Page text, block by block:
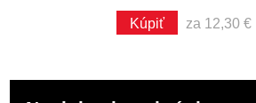
Kúpiť za 12,30 €